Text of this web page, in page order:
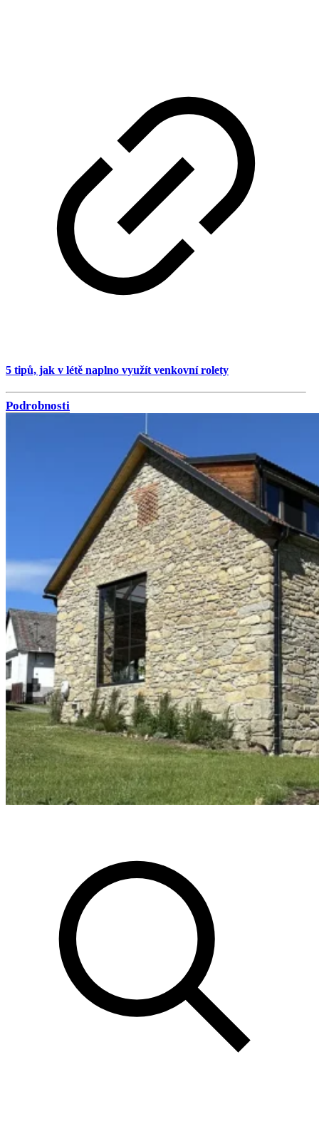
5 tipů, jak v létě naplno využít venkovní rolety
Podrobnosti